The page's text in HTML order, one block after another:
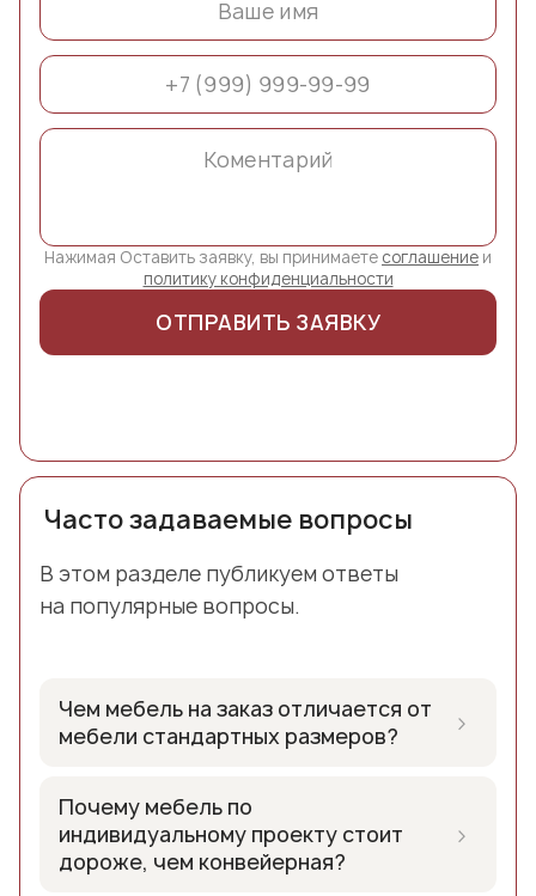
Нажимая Оставить заявку, вы принимаете соглашение и
политику конфиденциальности
ОТПРАВИТЬ ЗАЯВКУ
Часто задаваемые вопросы
В этом разделе публикуем ответы
на популярные вопросы.
Чем мебель на заказ отличается от
мебели стандартных размеров?
›
материалов, выбранных Вами, в любом
цветовом решении и по
спроектированному только для Вас
Почему мебель по
индивидуальному проекту стоит
дороже, чем конвейерная?
›